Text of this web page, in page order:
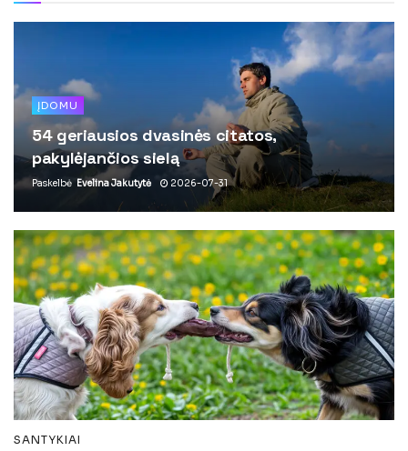
ĮDOMU
54 geriausios dvasinės citatos,
pakylėjančios sielą
Paskelbė Evelina Jakutytė 2026-07-31
SANTYKIAI